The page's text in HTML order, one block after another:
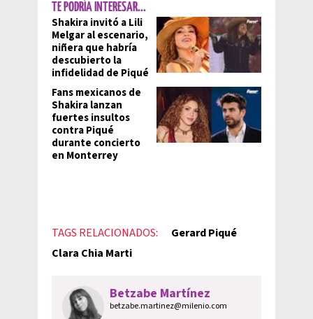
TE PODRÍA INTERESAR...
Shakira invitó a Lili
Melgar al escenario,
niñera que habría
descubierto la
infidelidad de Piqué
Fans mexicanos de
Shakira lanzan
fuertes insultos
contra Piqué
durante concierto
en Monterrey
TAGS RELACIONADOS:
Gerard Piqué
Clara Chia Marti
Betzabe Martínez
betzabe.martinez@milenio.com